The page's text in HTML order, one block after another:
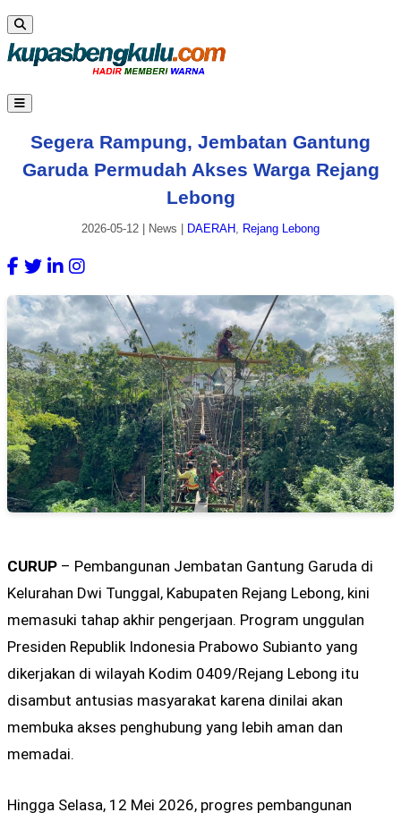
Segera Rampung, Jembatan Gantung
Garuda Permudah Akses Warga Rejang
Lebong
2026-05-12 News DAERAH, Rejang Lebong
CURUP – Pembangunan Jembatan Gantung Garuda di
Kelurahan Dwi Tunggal, Kabupaten Rejang Lebong, kini
memasuki tahap akhir pengerjaan. Program unggulan
Presiden Republik Indonesia Prabowo Subianto yang
dikerjakan di wilayah Kodim 0409/Rejang Lebong itu
disambut antusias masyarakat karena dinilai akan
membuka akses penghubung yang lebih aman dan
memadai.
Hingga Selasa, 12 Mei 2026, progres pembangunan